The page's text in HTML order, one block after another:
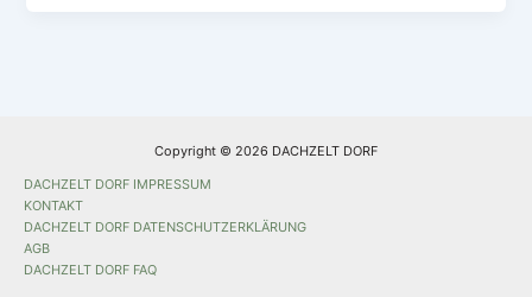
Copyright © 2026 DACHZELT DORF
DACHZELT DORF IMPRESSUM
KONTAKT
DACHZELT DORF DATENSCHUTZERKLÄRUNG
AGB
DACHZELT DORF FAQ